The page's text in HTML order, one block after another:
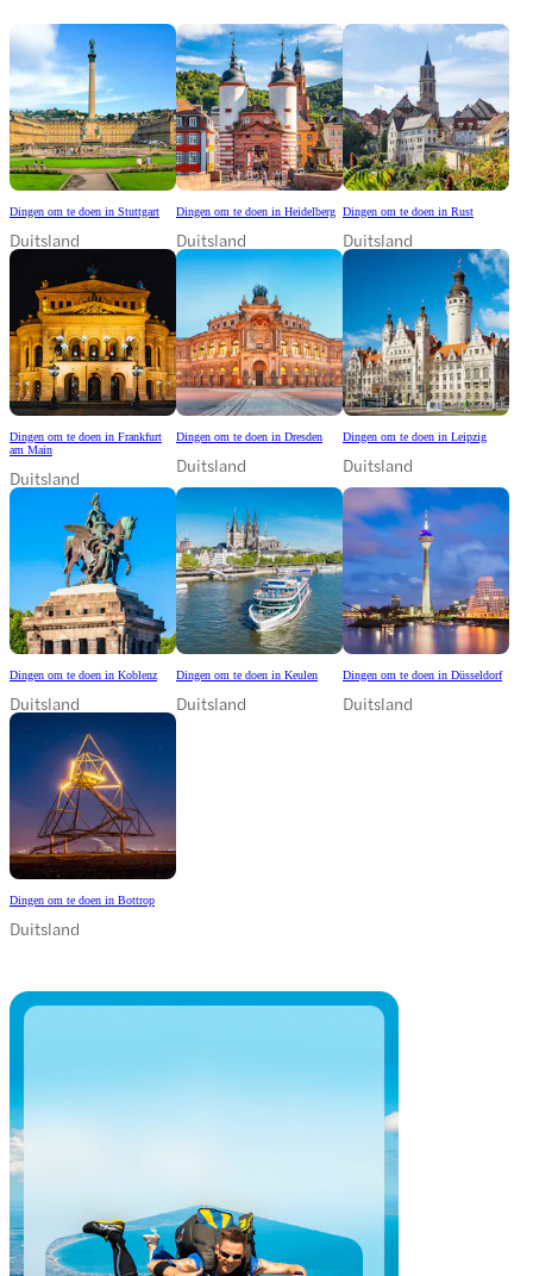
Dingen om te doen in Stuttgart
Duitsland
Dingen om te doen in Heidelberg
Duitsland
Dingen om te doen in Rust
Duitsland
Dingen om te doen in Frankfurt
am Main
Duitsland
Dingen om te doen in Dresden
Duitsland
Dingen om te doen in Leipzig
Duitsland
Dingen om te doen in Koblenz
Duitsland
Dingen om te doen in Keulen
Duitsland
Dingen om te doen in Düsseldorf
Duitsland
Dingen om te doen in Bottrop
Duitsland